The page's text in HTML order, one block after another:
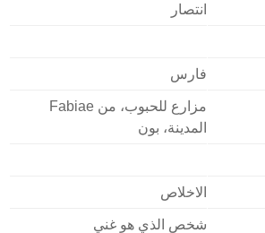
انتصار
فارس
مزارع للحبوب، من Fabiae
المدينة، بون
الاخلاص
شخص الذي هو غني